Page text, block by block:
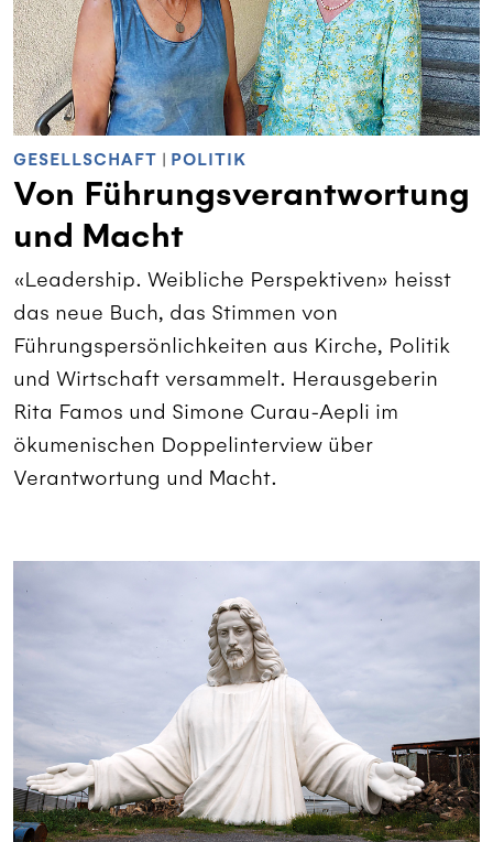
GESELLSCHAFT | POLITIK
Von Führungsverantwortung
und Macht
«Leadership. Weibliche Perspektiven» heisst
das neue Buch, das Stimmen von
Führungspersönlichkeiten aus Kirche, Politik
und Wirtschaft versammelt. Herausgeberin
Rita Famos und Simone Curau-Aepli im
ökumenischen Doppelinterview über
Verantwortung und Macht.